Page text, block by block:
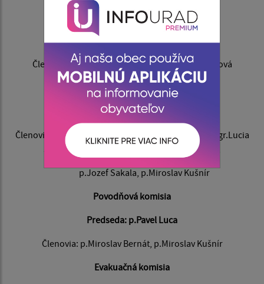
Mandátová komisia
Predseda: p.Slavka Fejerčáková
Členovia: Mgr.Lucia Janičová, Ing.Monika Kovaľová
Komisia pre krízový štáb
Predseda: p.Richard Svat
Členovia: p.Miroslav Bernát, p.Slavka Feječáková, Mgr.Lucia
Janičová, Ing.Monika Kovaľová, p.Pavel Luca,
p.Jozef Sakala, p.Miroslav Kušnír
Povodňová komisia
Predseda: p.Pavel Luca
Členovia: p.Miroslav Bernát, p.Miroslav Kušnír
Evakuačná komisia